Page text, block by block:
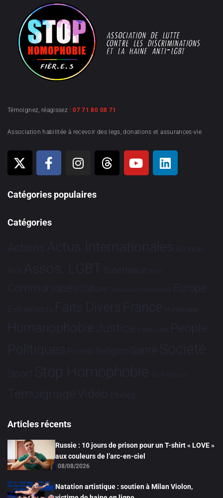
Témoignez, réagissez :07 71 80 08 71
Association habilitée à recevoir des legs, donations et assurances-vie
Catégories populaires
Catégories
Actions Actus Internationales Afrique
Asie Assos. LGBT Bioéthique Brève
Communiqués Culture Dialogues France-Brésil Europe
Evénements Faits Divers France Hommage
HumanophobieJustice Partenariat People
Politiques Projets Religion Santé Société
Sport Stop Homophobie Tech Tribune
TémoignageVidéo Études
Articles récents
Russie : 10 jours de prison pour un T-shirt « LOVE »
aux couleurs de l’arc-en-ciel
08/08/2026
Natation artistique : soutien à Milan Violon,